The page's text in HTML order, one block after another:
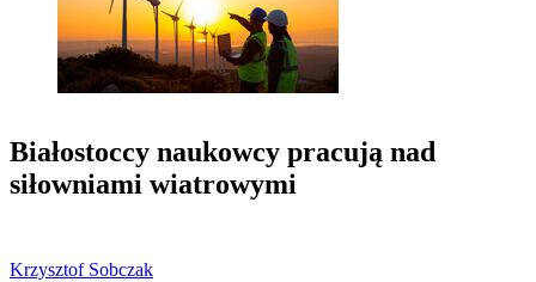
Białostoccy naukowcy pracują nad
siłowniami wiatrowymi
Krzysztof Sobczak